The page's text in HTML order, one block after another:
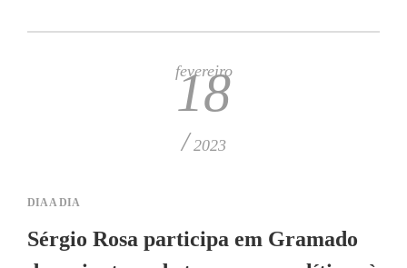
fevereiro
18
/ 2023
DIA A DIA
Sérgio Rosa participa em Gramado